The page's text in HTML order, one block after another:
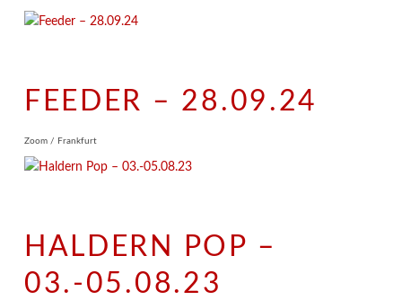
FEEDER – 28.09.24
Zoom / Frankfurt
HALDERN POP –
03.-05.08.23